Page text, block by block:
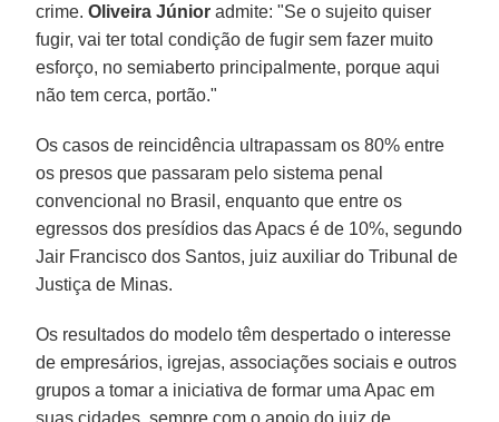
crime.Oliveira Júnior admite: "Se o sujeito quiser
fugir, vai ter total condição de fugir sem fazer muito
esforço, no semiaberto principalmente, porque aqui
não tem cerca, portão."
Os casos de reincidência ultrapassam os 80% entre
os presos que passaram pelo sistema penal
convencional no Brasil, enquanto que entre os
egressos dos presídios das Apacs é de 10%, segundo
Jair Francisco dos Santos, juiz auxiliar do Tribunal de
Justiça de Minas.
Os resultados do modelo têm despertado o interesse
de empresários, igrejas, associações sociais e outros
grupos a tomar a iniciativa de formar uma Apac em
suas cidades, sempre com o apoio do juiz de